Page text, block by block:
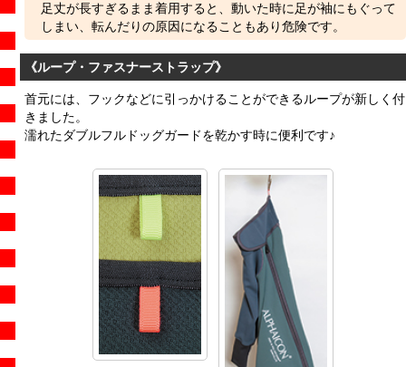
足丈が長すぎるまま着用すると、動いた時に足が袖にもぐって
しまい、転んだりの原因になることもあり危険です。
《ループ・ファスナーストラップ》
首元には、フックなどに引っかけることができるループが新しく付
きました。
濡れたダブルフルドッグガードを乾かす時に便利です♪